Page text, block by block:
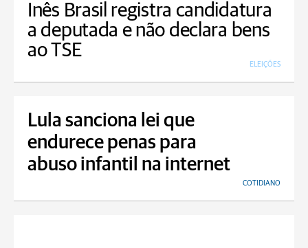
Inês Brasil registra candidatura
a deputada e não declara bens
ao TSE
ELEIÇÕES
Lula sanciona lei que
endurece penas para
abuso infantil na internet
COTIDIANO